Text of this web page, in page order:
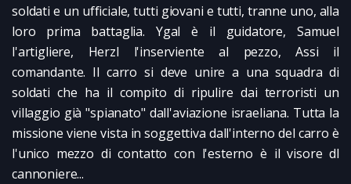
soldati e un ufficiale, tutti giovani e tutti, tranne uno, alla
loro prima battaglia. Ygal è il guidatore, Samuel
l'artigliere, Herzl l'inserviente al pezzo, Assi il
comandante. Il carro si deve unire a una squadra di
soldati che ha il compito di ripulire dai terroristi un
villaggio già "spianato" dall'aviazione israeliana. Tutta la
missione viene vista in soggettiva dall'interno del carro è
l'unico mezzo di contatto con l'esterno è il visore dl
cannoniere...